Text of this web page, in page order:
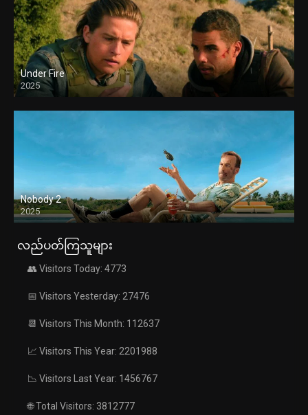
Under Fire
2025
Nobody 2
2025
လည်ပတ်ကြသူများ
👥 Visitors Today: 4773
📅 Visitors Yesterday: 27476
📆 Visitors This Month: 112637
📈 Visitors This Year: 2201988
📉 Visitors Last Year: 1456767
🌐 Total Visitors: 3812777